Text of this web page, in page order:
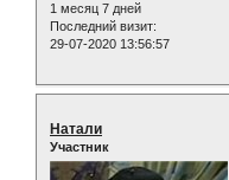
1 месяц 7 дней
Последний визит:
29-07-2020 13:56:57
Натали
Участник